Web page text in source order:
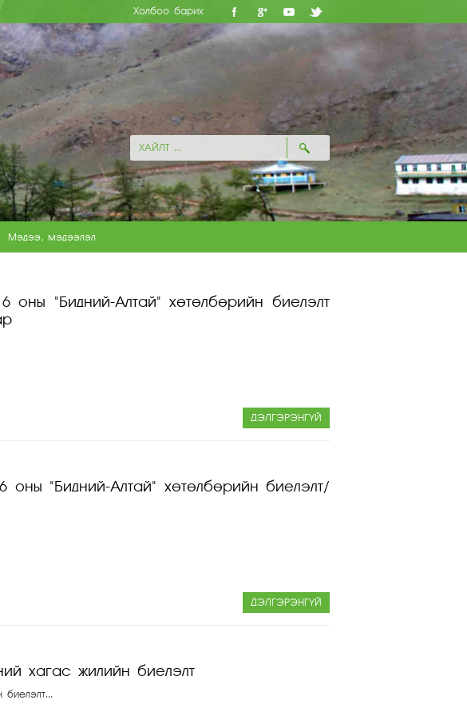
Холбоо барих
Мэдээ, мэдээлэл
оны "Бидний-Алтай" хөтөлбөрийн биелэлт
ДЭЛГЭРЭНГҮЙ
оны "Бидний-Алтай" хөтөлбөрийн биелэлт/
ДЭЛГЭРЭНГҮЙ
хагас жилийн биелэлт